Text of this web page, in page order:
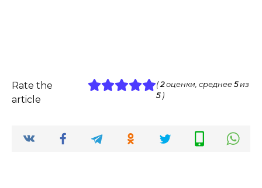
Rate the
article
(2оценки, среднее 5из
5)